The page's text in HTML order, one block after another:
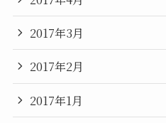
2017年3月
2017年2月
2017年1月